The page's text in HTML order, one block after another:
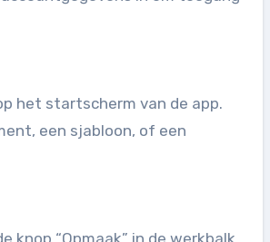
het startscherm van de app.
een sjabloon, of een
“Opmaak” in de werkbalk